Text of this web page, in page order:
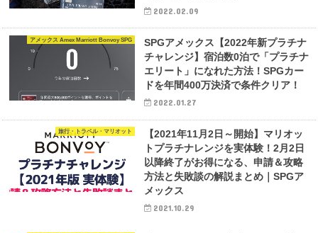
2022.02.09
アメックス Amex Marriott Bonvoy SPG
SPGアメックス【2022年新プラチナ
チャレンジ】宿泊数0泊で「プラチナ
エリート」になれた方法！SPGカー
ドを年間400万決済で条件クリア！
2022.01.27
旅行・トラベル・マリオット
【2021年11月2日～開始】マリオッ
トプラチナレンジを実体験！2月2日
以降終了がお得になる、申請＆攻略
方法と失敗談の解説まとめ｜SPGア
メックス
2021.10.29